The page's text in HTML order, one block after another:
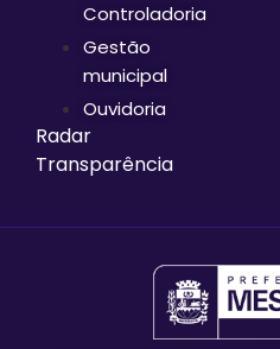
Controladoria
Gestão
municipal
Ouvidoria
Radar
Transparência